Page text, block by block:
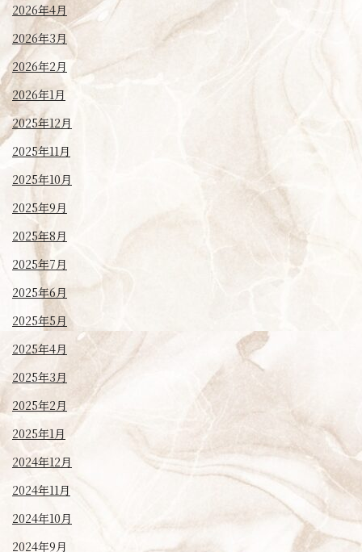
2026年4月
2026年3月
2026年2月
2026年1月
2025年12月
2025年11月
2025年10月
2025年9月
2025年8月
2025年7月
2025年6月
2025年5月
2025年4月
2025年3月
2025年2月
2025年1月
2024年12月
2024年11月
2024年10月
2024年9月